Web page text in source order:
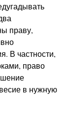
праву,
В частности,
право
в нужную